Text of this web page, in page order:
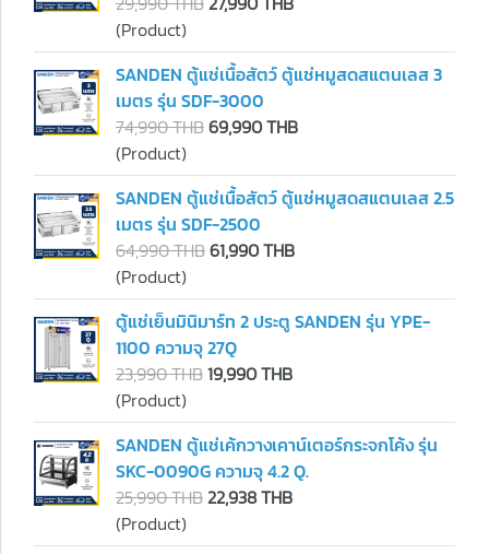
(Product)
SANDEN ตู้แช่เนื้อสัตว์ ตู้แช่หมูสดสแตนเลส 3
เมตร รุ่น SDF-3000
74,990 THB69,990 THB
(Product)
SANDEN ตู้แช่เนื้อสัตว์ ตู้แช่หมูสดสแตนเลส 2.5
เมตร รุ่น SDF-2500
64,990 THB61,990 THB
(Product)
ตู้แช่เย็นมินิมาร์ท 2 ประตู SANDEN รุ่น YPE-
1100 ความจุ 27Q
23,990 THB19,990 THB
(Product)
SANDEN ตู้แช่เค้กวางเคาน์เตอร์กระจกโค้ง รุ่น
SKC-0090G ความจุ 4.2 Q.
25,990 THB22,938 THB
(Product)